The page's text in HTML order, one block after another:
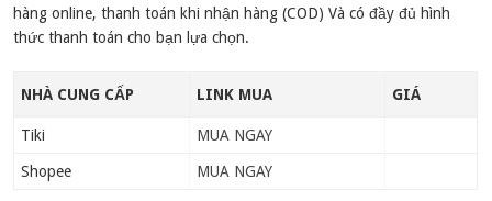
hàng online, thanh toán khi nhận hàng (COD) Và có đầy đủ hình
thức thanh toán cho bạn lựa chọn.
NHÀ CUNG CẤP LINK MUA GIÁ
Tiki MUA NGAY
Shopee MUA NGAY